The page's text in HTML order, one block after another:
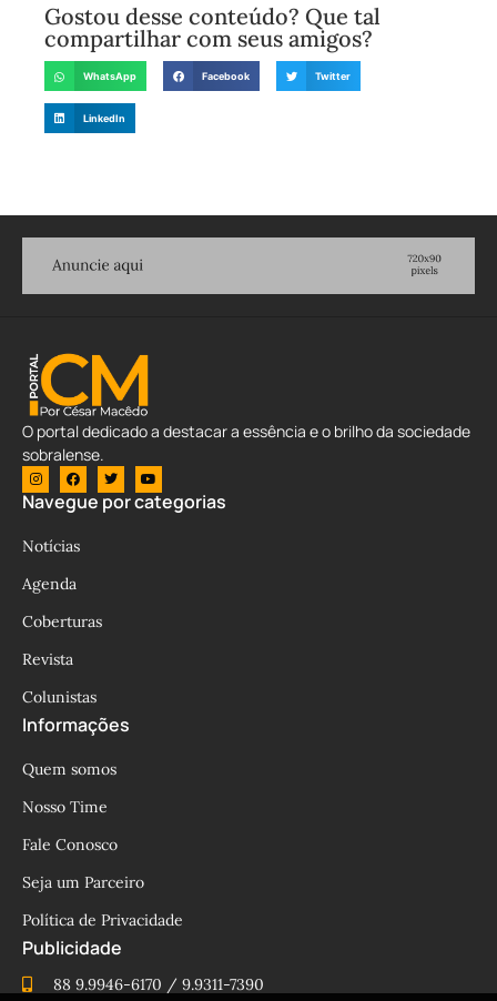
Gostou desse conteúdo? Que tal
compartilhar com seus amigos?
WhatsApp Facebook Twitter
LinkedIn
O portal dedicado a destacar a essência e o brilho da sociedade
sobralense.
Navegue por categorias
Notícias
Agenda
Coberturas
Revista
Colunistas
Informações
Quem somos
Nosso Time
Fale Conosco
Seja um Parceiro
Política de Privacidade
Publicidade
88 9.9946-6170 / 9.9311-7390